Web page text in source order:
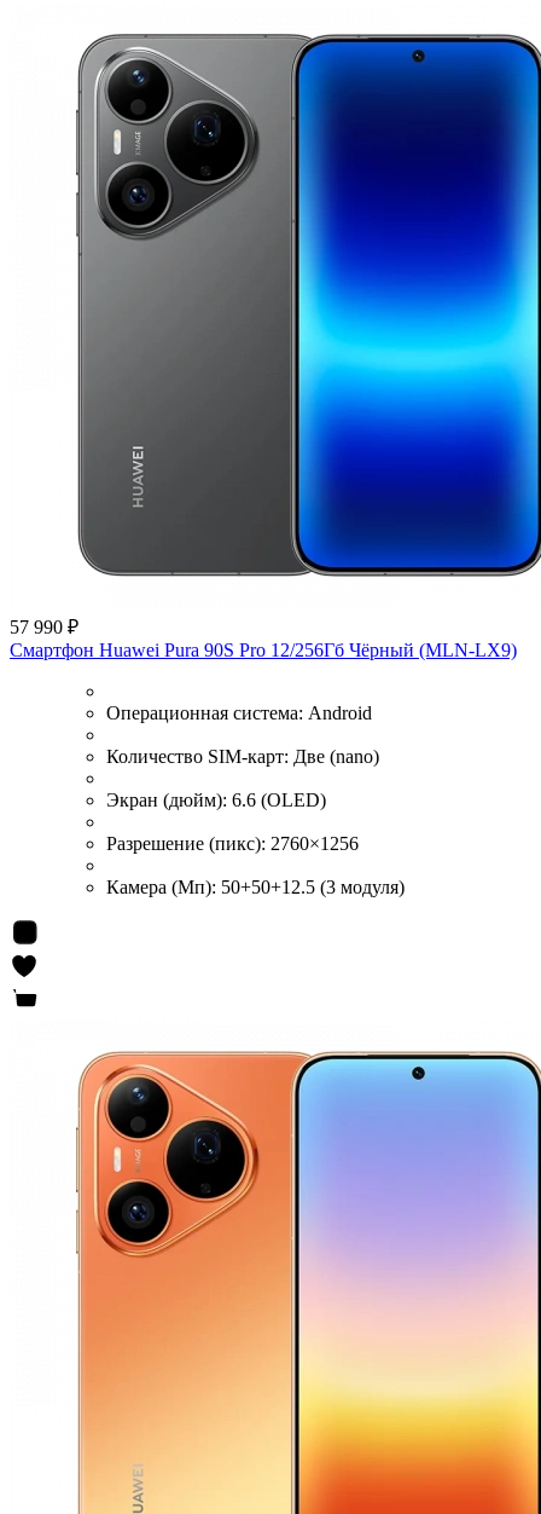
57 990 ₽
Смартфон Huawei Pura 90S Pro 12/256Гб Чёрный (MLN-LX9)
Операционная система: Android
Количество SIM-карт: Две (nano)
Экран (дюйм): 6.6 (OLED)
Разрешение (пикс): 2760×1256
Камера (Мп): 50+50+12.5 (3 модуля)